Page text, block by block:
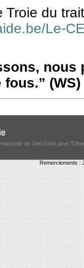
Troie du
Le-
nous
(WS)
de Joël Girès pour
Remerciements :